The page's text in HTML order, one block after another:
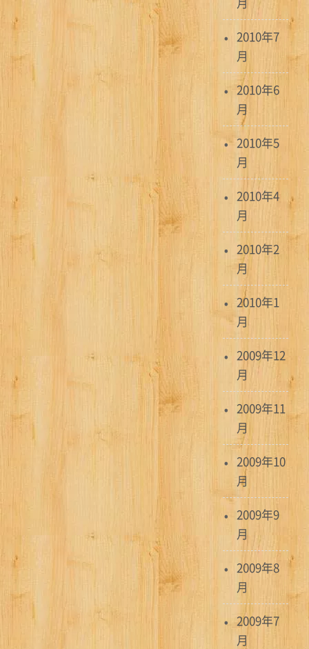
2010年7
月
2010年6
月
2010年5
月
2010年4
月
2010年2
月
2010年1
月
2009年12
月
2009年11
月
2009年10
月
2009年9
月
2009年8
月
2009年7
月